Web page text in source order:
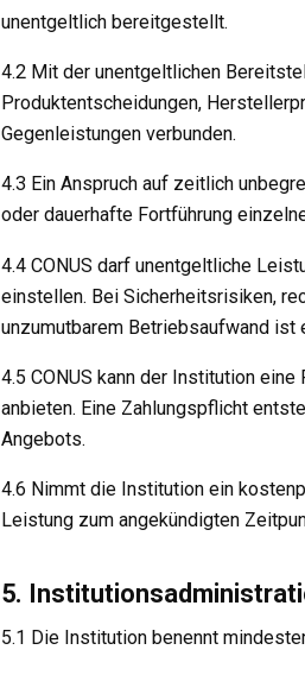
unentgeltlich bereitgestellt.
4.2 Mit der unentgeltlichen
Produktentscheidungen,
Gegenleistungen verbunden.
4.3 Ein Anspruch auf zeitlich
oder dauerhafte Fortführung
4.4 CONUS darf unentgeltliche
einstellen. Bei Sicherheitsrisiken,
unzumutbarem Betriebsaufwand
4.5 CONUS kann der Institution
anbieten. Eine Zahlungspflicht
Angebots.
4.6 Nimmt die Institution ein
Leistung zum angekündigten
5.
5.1 Die Institution benennt